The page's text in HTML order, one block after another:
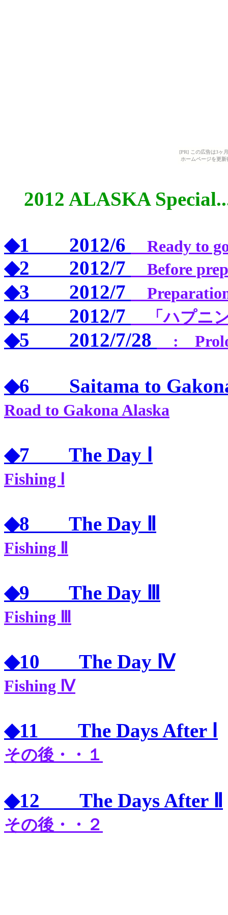
[PR] この広告は3ヶ
ホームページを更
2012 ALASKA
◆1 2012/6 Ready to
◆2 2012/7 Before
◆3 2012/7
◆4 2012/7 「ハプニ
◆5 2012/7/28 :
◆6 Saitama to
Road to Gakona Alaska
◆7 The Day Ⅰ
Fishing Ⅰ
◆8 The Day Ⅱ
Fishing Ⅱ
◆9 The Day Ⅲ
Fishing Ⅲ
◆10 The Day Ⅳ
Fishing Ⅳ
◆11 The Days After Ⅰ
その後・・１
◆12 The Days After Ⅱ
その後・・２